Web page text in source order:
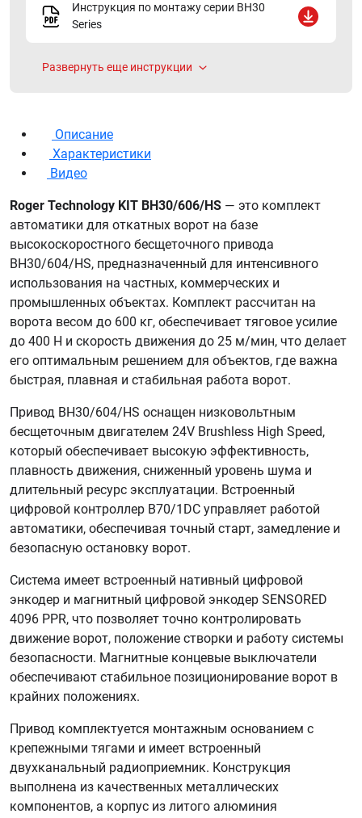
Инструкция по монтажу серии BH30
Series
Развернуть еще инструкции
Описание
Характеристики
Видео
Roger Technology KIT BH30/606/HS — это комплект
автоматики для откатных ворот на базе
высокоскоростного бесщеточного привода
BH30/604/HS, предназначенный для интенсивного
использования на частных, коммерческих и
промышленных объектах. Комплект рассчитан на
ворота весом до 600 кг, обеспечивает тяговое усилие
до 400 Н и скорость движения до 25 м/мин, что делает
его оптимальным решением для объектов, где важна
быстрая, плавная и стабильная работа ворот.
Привод BH30/604/HS оснащен низковольтным
бесщеточным двигателем 24V Brushless High Speed,
который обеспечивает высокую эффективность,
плавность движения, сниженный уровень шума и
длительный ресурс эксплуатации. Встроенный
цифровой контроллер B70/1DC управляет работой
автоматики, обеспечивая точный старт, замедление и
безопасную остановку ворот.
Система имеет встроенный нативный цифровой
энкодер и магнитный цифровой энкодер SENSORED
4096 PPR, что позволяет точно контролировать
движение ворот, положение створки и работу системы
безопасности. Магнитные концевые выключатели
обеспечивают стабильное позиционирование ворот в
крайних положениях.
Привод комплектуется монтажным основанием с
крепежными тягами и имеет встроенный
двухканальный радиоприемник. Конструкция
выполнена из качественных металлических
компонентов, а корпус из литого алюминия